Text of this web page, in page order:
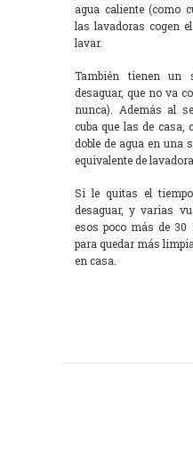
agua caliente (como
las lavadoras cogen
lavar.
También tienen un
desaguar, que no va
nunca). Además al
cuba que las de casa,
doble de agua en una
equivalente de
Si le quitas el
desaguar, y varias
esos poco más de
para quedar más
en casa.